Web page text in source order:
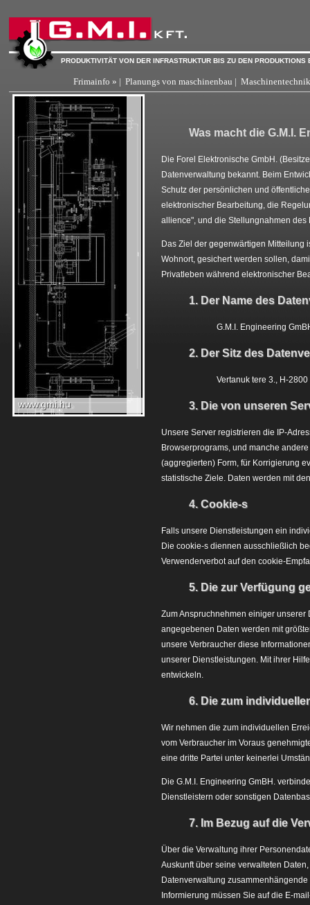
PRODUKTIVITÄT VON DER INFRASTRUKTUR BIS ZU DEN PRODUKTIONS
Frimainfo » | Planungs von maschinenbau |
www.gmi.hu
Was macht die G.M.I.
Die Forel Elektronische GmbH.
Datenverwaltung bekannt. Beim
Schutz der persönlichen und
elektronischer Bearbeitung, die
allience", und die Stellungnahmen
Das Ziel der gegenwärtigen Mitteilung
Wohnort, gesichert werden sollen,
Privatleben während elektronischer
1. Der Name des
G.M.I. Engineering
2. Der Sitz des
Vertanuk tere 3., H-
3. Die von unseren
Unsere Server registrieren die IP-
Browserprograms, und manche
(aggregierten) Form, für Korrigierung
statistische Ziele. Daten werden mit
4. Cookie-s
Falls unsere Dienstleistungen ein
Die cookie-s diennen ausschließlich
Verwenderverbot auf den cookie-
5. Die zur Verfügung
Zum Anspruchnehmen einiger
angegebenen Daten werden mit
unsere Verbraucher diese
unserer Dienstleistungen. Mit ihrer
entwickeln.
6. Die zum
Wir nehmen die zum individuellen
vom Verbraucher im Voraus
eine dritte Partei unter keinerlei
Die G.M.I. Engineering GmBH.
Dienstleistern oder sonstigen
7. Im Bezug auf die
Über die Verwaltung ihrer
Auskunft über seine verwalteten
Datenverwaltung
Informierung müssen Sie auf die E-